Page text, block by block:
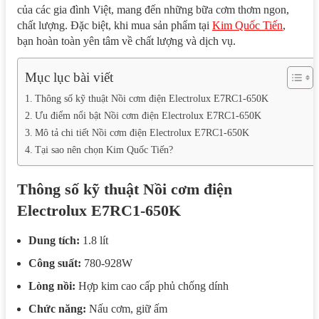
của các gia đình Việt, mang đến những bữa cơm thơm ngon,
chất lượng. Đặc biệt, khi mua sản phẩm tại Kim Quốc Tiến,
bạn hoàn toàn yên tâm về chất lượng và dịch vụ.
Mục lục bài viết
Thông số kỹ thuật Nồi cơm điện Electrolux E7RC1-650K
Ưu điểm nổi bật Nồi cơm điện Electrolux E7RC1-650K
Mô tả chi tiết Nồi cơm điện Electrolux E7RC1-650K
Tại sao nên chọn Kim Quốc Tiến?
Thông số kỹ thuật Nồi cơm điện
Electrolux E7RC1-650K
Dung tích: 1.8 lít
Công suất: 780-928W
Lòng nồi: Hợp kim cao cấp phủ chống dính
Chức năng: Nấu cơm, giữ ấm